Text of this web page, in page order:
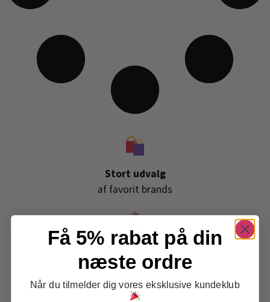
Stort udvalg
af favorit brands
Gratis levering
ved køb over 399,-
Få 5% rabat på din
næste ordre
Når du tilmelder dig vores eksklusive kundeklub